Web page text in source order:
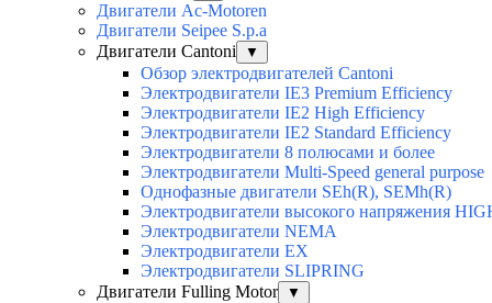
Двигатели Ac-Motoren
Двигатели Seipee S.p.a
Двигатели Cantoni
▼
Обзор электродвигателей Cantoni
Электродвигатели IE3 Premium Efficiency
Электродвигатели IE2 High Efficiency
Электродвигатели IE2 Standard Efficiency
Электродвигатели 8 полюсами и более
Электродвигатели Multi-Speed general purpose
Однофазные двигатели SEh(R), SEMh(R)
Электродвигатели высокого напряжения
Электродвигатели NEMA
Электродвигатели EX
Электродвигатели SLIPRING
Двигатели Fulling Motor
▼